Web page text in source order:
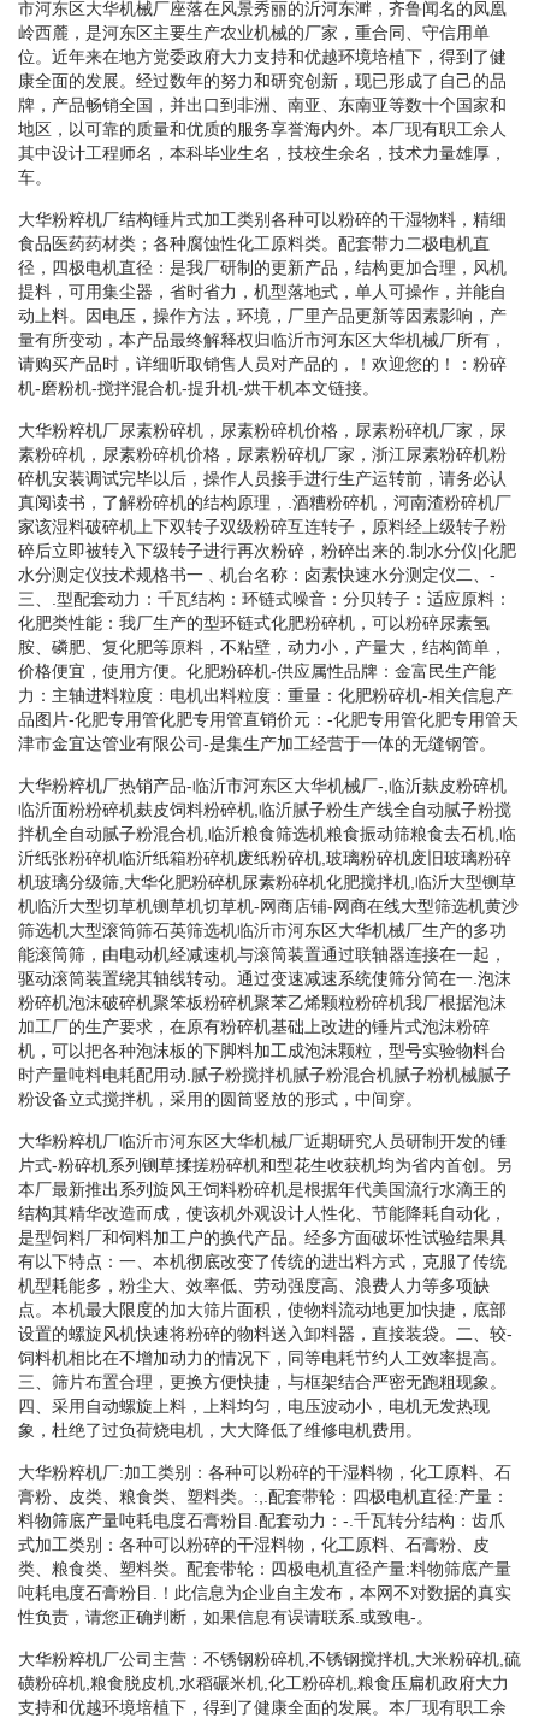
市河东区大华机械厂座落在风景秀丽的沂河东溿，齐鲁闻名的凤凰
岭西麓，是河东区主要生产农业机械的厂家，重合同、守信用单
位。近年来在地方党委政府大力支持和优越环境培植下，得到了健
康全面的发展。经过数年的努力和研究创新，现已形成了自己的品
牌，产品畅销全国，并出口到非洲、南亚、东南亚等数十个国家和
地区，以可靠的质量和优质的服务享誉海内外。本厂现有职工余人
其中设计工程师名，本科毕业生名，技校生余名，技术力量雄厚，
车。
大华粉粹机厂结构锤片式加工类别各种可以粉碎的干湿物料，精细
食品医药药材类；各种腐蚀性化工原料类。配套带力二极电机直
径，四极电机直径：是我厂研制的更新产品，结构更加合理，风机
提料，可用集尘器，省时省力，机型落地式，单人可操作，并能自
动上料。因电压，操作方法，环境，厂里产品更新等因素影响，产
量有所变动，本产品最终解释权归临沂市河东区大华机械厂所有，
请购买产品时，详细听取销售人员对产品的，！欢迎您的！：粉碎
机-磨粉机-搅拌混合机-提升机-烘干机本文链接。
大华粉粹机厂尿素粉碎机，尿素粉碎机价格，尿素粉碎机厂家，尿
素粉碎机，尿素粉碎机价格，尿素粉碎机厂家，浙江尿素粉碎机粉
碎机安装调试完毕以后，操作人员接手进行生产运转前，请务必认
真阅读书，了解粉碎机的结构原理，.酒糟粉碎机，河南渣粉碎机厂
家该湿料破碎机上下双转子双级粉碎互连转子，原料经上级转子粉
碎后立即被转入下级转子进行再次粉碎，粉碎出来的.制水分仪|化肥
水分测定仪技术规格书一﹑机台名称：卤素快速水分测定仪二、-
三、.型配套动力：千瓦结构：环链式噪音：分贝转子：适应原料：
化肥类性能：我厂生产的型环链式化肥粉碎机，可以粉碎尿素氢
胺、磷肥、复化肥等原料，不粘壁，动力小，产量大，结构简单，
价格便宜，使用方便。化肥粉碎机-供应属性品牌：金富民生产能
力：主轴进料粒度：电机出料粒度：重量：化肥粉碎机-相关信息产
品图片-化肥专用管化肥专用管直销价元：-化肥专用管化肥专用管天
津市金宜达管业有限公司-是集生产加工经营于一体的无缝钢管。
大华粉粹机厂热销产品-临沂市河东区大华机械厂-,临沂麸皮粉碎机
临沂面粉粉碎机麸皮饲料粉碎机,临沂腻子粉生产线全自动腻子粉搅
拌机全自动腻子粉混合机,临沂粮食筛选机粮食振动筛粮食去石机,临
沂纸张粉碎机临沂纸箱粉碎机废纸粉碎机,玻璃粉碎机废旧玻璃粉碎
机玻璃分级筛,大华化肥粉碎机尿素粉碎机化肥搅拌机,临沂大型铡草
机临沂大型切草机铡草机切草机-网商店铺-网商在线大型筛选机黄沙
筛选机大型滚筒筛石英筛选机临沂市河东区大华机械厂生产的多功
能滚筒筛，由电动机经减速机与滚筒装置通过联轴器连接在一起，
驱动滚筒装置绕其轴线转动。通过变速减速系统使筛分筒在一.泡沫
粉碎机泡沫破碎机聚笨板粉碎机聚苯乙烯颗粒粉碎机我厂根据泡沫
加工厂的生产要求，在原有粉碎机基础上改进的锤片式泡沫粉碎
机，可以把各种泡沫板的下脚料加工成泡沫颗粒，型号实验物料台
时产量吨料电耗配用动.腻子粉搅拌机腻子粉混合机腻子粉机械腻子
粉设备立式搅拌机，采用的圆筒竖放的形式，中间穿。
大华粉粹机厂临沂市河东区大华机械厂近期研究人员研制开发的锤
片式-粉碎机系列铡草揉搓粉碎机和型花生收获机均为省内首创。另
本厂最新推出系列旋风王饲料粉碎机是根据年代美国流行水滴王的
结构其精华改造而成，使该机外观设计人性化、节能降耗自动化，
是型饲料厂和饲料加工户的换代产品。经多方面破坏性试验结果具
有以下特点：一、本机彻底改变了传统的进出料方式，克服了传统
机型耗能多，粉尘大、效率低、劳动强度高、浪费人力等多项缺
点。本机最大限度的加大筛片面积，使物料流动地更加快捷，底部
设置的螺旋风机快速将粉碎的物料送入卸料器，直接装袋。二、较-
饲料机相比在不增加动力的情况下，同等电耗节约人工效率提高。
三、筛片布置合理，更换方便快捷，与框架结合严密无跑粗现象。
四、采用自动螺旋上料，上料均匀，电压波动小，电机无发热现
象，杜绝了过负荷烧电机，大大降低了维修电机费用。
大华粉粹机厂:加工类别：各种可以粉碎的干湿料物，化工原料、石
膏粉、皮类、粮食类、塑料类。:,.配套带轮：四极电机直径:产量：
料物筛底产量吨耗电度石膏粉目.配套动力：-.千瓦转分结构：齿爪
式加工类别：各种可以粉碎的干湿料物，化工原料、石膏粉、皮
类、粮食类、塑料类。配套带轮：四极电机直径产量:料物筛底产量
吨耗电度石膏粉目.！此信息为企业自主发布，本网不对数据的真实
性负责，请您正确判断，如果信息有误请联系.或致电-。
大华粉粹机厂公司主营：不锈钢粉碎机,不锈钢搅拌机,大米粉碎机,硫
磺粉碎机,粮食脱皮机,水稻碾米机,化工粉碎机,粮食压扁机政府大力
支持和优越环境培植下，得到了健康全面的发展。本厂现有职工余